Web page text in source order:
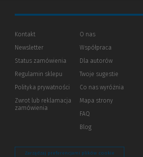
Kontakt
Newsletter
Status zamówienia
Regulamin sklepu
Polityka prywatności (Nowe
(Link
innej
Zwrot lub reklamacja
zamówienia
O nas
Współpraca
Dla autorów(Nowe
(Link
innej
strony)
Twoje sugestie
Co nas wyróżnia
Mapa strony
FAQ
Blog
Zarządzaj preferencjami plików cookie